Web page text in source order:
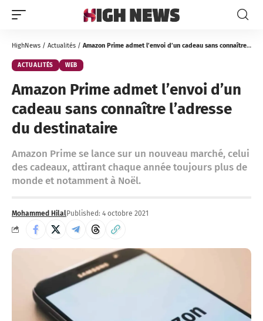
HighNews / Actualités / Amazon Prime admet l’envoi d’un cadeau sans connaître l’adresse du destinataire
ACTUALITÉS WEB
Amazon Prime admet l’envoi d’un
cadeau sans connaître l’adresse
du destinataire
Amazon Prime se lance sur un nouveau marché, celui
des cadeaux, attirant chaque année toujours plus de
monde et notamment à Noël.
Mohammed HilalPublished: 4 octobre 2021